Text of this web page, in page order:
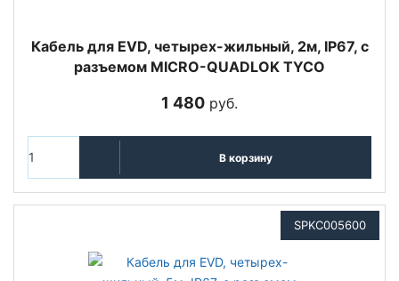
Кабель для EVD, четырех-жильный, 2м, IP67, с
разъемом MICRO-QUADLOK TYCO
1 480 руб.
В корзину
SPKC005600